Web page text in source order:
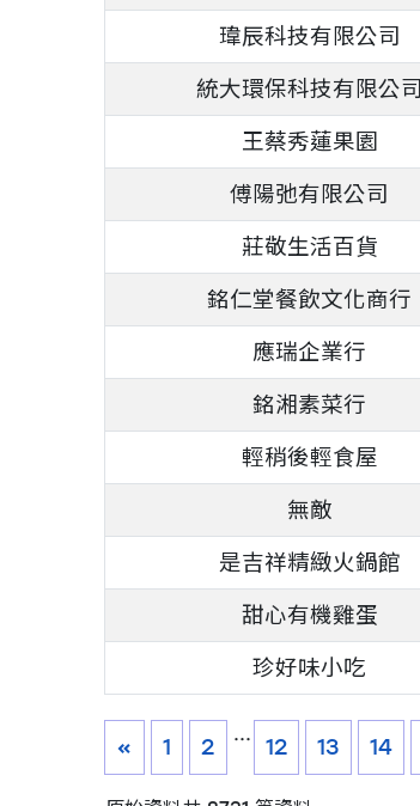
瑋辰科技有限公司
統大環保科技有限公司
王蔡秀蓮果園
傅陽弛有限公司
莊敬生活百貨
銘仁堂餐飲文化商行
應瑞企業行
銘湘素菜行
輕稍後輕食屋
無敵
是吉祥精緻火鍋館
甜心有機雞蛋
珍好味小吃
« 1 2
...
12 13 14